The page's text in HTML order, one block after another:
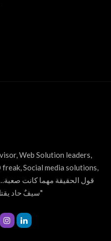
Web Solution leaders,
Social media solutions,
سيفٌ حاد يقتل ويقتل صاحبه"